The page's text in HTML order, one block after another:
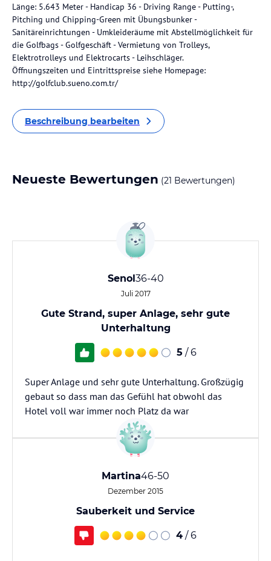
Länge: 5.643 Meter - Handicap 36 - Driving Range - Putting-,
Pitching und Chipping-Green mit Übungsbunker -
Sanitäreinrichtungen - Umkleideräume mit Abstellmöglichkeit für
die Golfbags - Golfgeschäft - Vermietung von Trolleys,
Elektrotrolleys und Elektrocarts - Leihschläger.
Öffnungszeiten und Eintrittspreise siehe Homepage:
http://golfclub.sueno.com.tr/
Beschreibung bearbeiten
Neueste Bewertungen (21 Bewertungen)
Senol36-40
Juli 2017
Gute Strand, super Anlage, sehr gute
Unterhaltung
5 / 6
Super Anlage und sehr gute Unterhaltung. Großzügig
gebaut so dass man das Gefühl hat obwohl das
Hotel voll war immer noch Platz da war
Martina46-50
Dezember 2015
Sauberkeit und Service
4 / 6